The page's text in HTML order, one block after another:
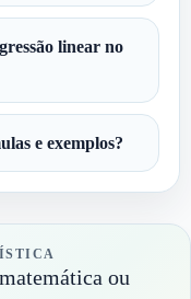
linear no
e exemplos?
ou